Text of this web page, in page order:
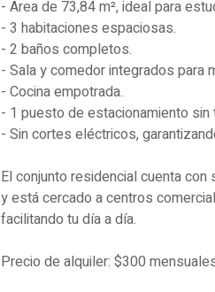
- Área de 73,84 m², ideal para
- 3 habitaciones espaciosas.
- 2 baños completos.
- Sala y comedor integrados para
- Cocina empotrada.
- 1 puesto de estacionamiento sin
- Sin cortes eléctricos,
El conjunto residencial cuenta
y está cercado a centros
facilitando tu día a día.
Precio de alquiler: $300